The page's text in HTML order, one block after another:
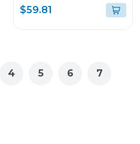
bluetooth hmt62
$59.81
4 5 6 7